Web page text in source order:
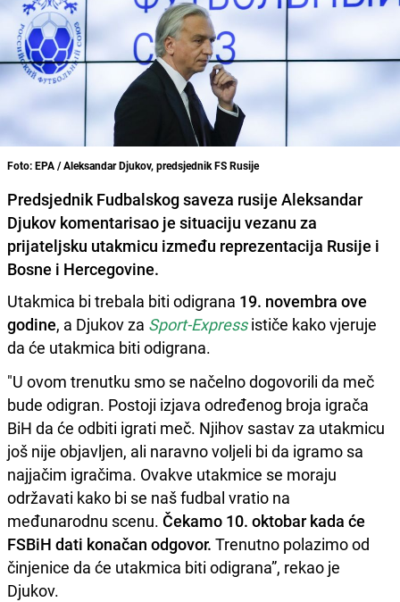
Foto: EPA / Aleksandar Djukov, predsjednik FS Rusije
Predsjednik Fudbalskog saveza rusije Aleksandar
Djukov komentarisao je situaciju vezanu za
prijateljsku utakmicu između reprezentacija Rusije i
Bosne i Hercegovine.
Utakmica bi trebala biti odigrana 19. novembra ove
godine, a Djukov za Sport-Expressističe kako vjeruje
da će utakmica biti odigrana.
"U ovom trenutku smo se načelno dogovorili da meč
bude odigran. Postoji izjava određenog broja igrača
BiH da će odbiti igrati meč. Njihov sastav za utakmicu
još nije objavljen, ali naravno voljeli bi da igramo sa
najjačim igračima. Ovakve utakmice se moraju
održavati kako bi se naš fudbal vratio na
međunarodnu scenu. Čekamo 10. oktobar kada će
FSBiH dati konačan odgovor. Trenutno polazimo od
činjenice da će utakmica biti odigrana”, rekao je
Djukov.